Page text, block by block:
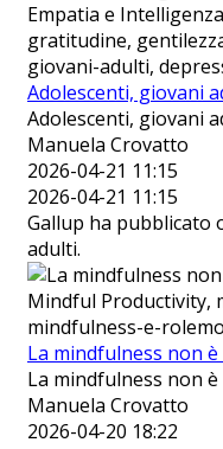
Empatia e
gratitudine,
giovani-adulti,
Adolescenti, giovani
Adolescenti, giovani
Manuela Crovatto
2026-04-21 11:15
2026-04-21 11:15
Gallup ha pubblicato
adulti.
Mindful Productivity,
mindfulness-e-
La mindfulness non
La mindfulness non
Manuela Crovatto
2026-04-20 18:22